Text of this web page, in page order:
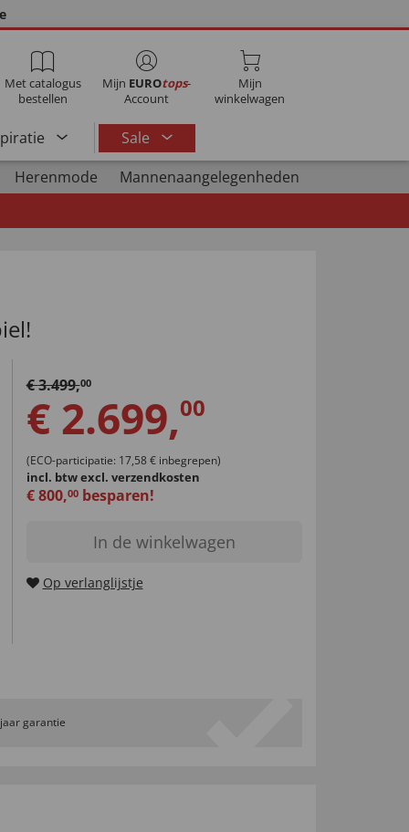
Met catalogus
bestellen
Mijn EUROtops-
Account
Mijn
winkelwagen
Sale
Herenmode
Mannenaangelegenheden
€3.499,00
€ 2.699,00
(ECO-participatie: 17,58 € inbegrepen)
incl. btwexcl. verzendkosten
€800,00besparen!
In de winkelwagen
Op verlanglijstje
garantie